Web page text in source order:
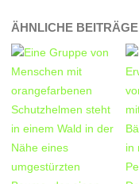
ÄHNLICHE BEITRÄGE